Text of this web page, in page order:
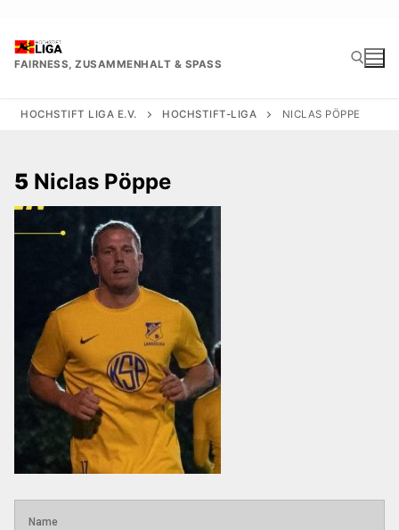
springen
FAIRNESS, ZUSAMMENHALT & SPASS
HOCHSTIFT LIGA E.V. HOCHSTIFT-LIGA NICLAS PÖPPE
5 Niclas Pöppe
Name